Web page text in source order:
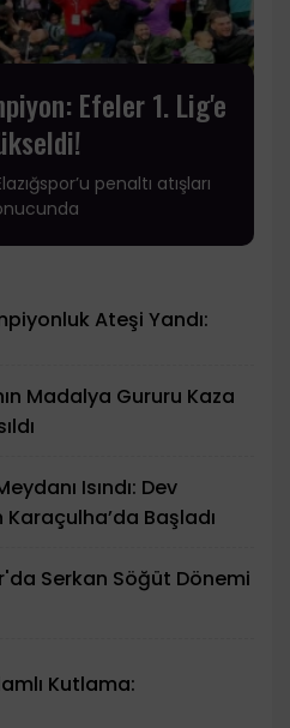
Efeler 1. Lig'e
penaltı atışları
Ateşi Yandı:
Madalya Gururu Kaza
Isındı: Dev
Başladı
Serkan Söğüt Dönemi
Kutlama: